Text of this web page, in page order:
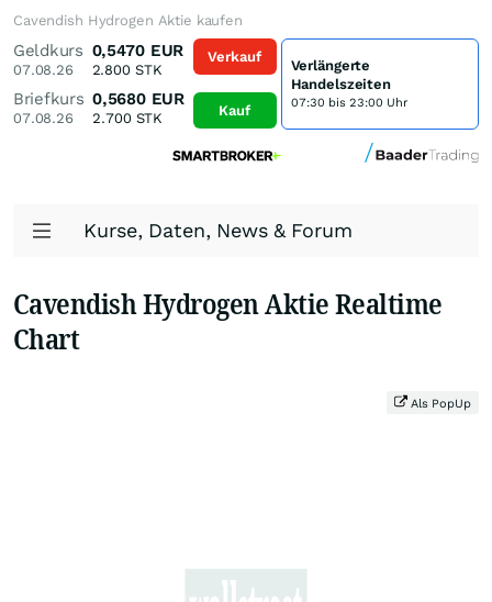
Cavendish Hydrogen Aktie kaufen
Geldkurs
07.08.26
0,5470 EUR
2.800STK
Briefkurs
07.08.26
0,5680 EUR
2.700STK
Verkauf
Kauf
Verlängerte
Handelszeiten
07:30 bis 23:00 Uhr
Kurse, Daten, News & Forum
Cavendish Hydrogen Aktie Realtime
Chart
Als PopUp